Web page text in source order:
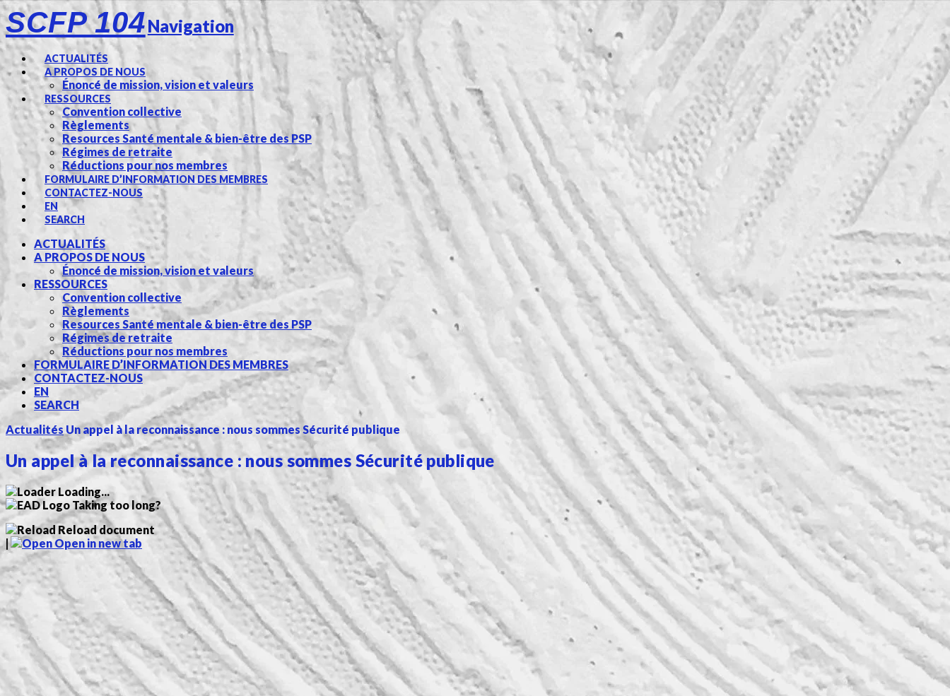
SCFP 104Navigation
ACTUALITÉS
A PROPOS DE NOUS
Énoncé de mission, vision et valeurs
RESSOURCES
Convention collective
Règlements
Resources Santé mentale & bien-être des PSP
Régimes de retraite
Réductions pour nos membres
FORMULAIRE D’INFORMATION DES MEMBRES
CONTACTEZ-NOUS
EN
SEARCH
ACTUALITÉS
A PROPOS DE NOUS
Énoncé de mission, vision et valeurs
RESSOURCES
Convention collective
Règlements
Resources Santé mentale & bien-être des PSP
Régimes de retraite
Réductions pour nos membres
FORMULAIRE D’INFORMATION DES MEMBRES
CONTACTEZ-NOUS
EN
SEARCH
Actualités Un appel à la reconnaissance : nous sommes Sécurité publique
Un appel à la reconnaissance : nous sommes Sécurité publique
Loading...
Taking too long?
Reload document
|
Open in new tab